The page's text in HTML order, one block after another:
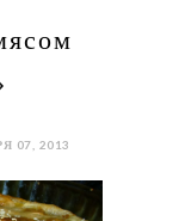
07, 2013